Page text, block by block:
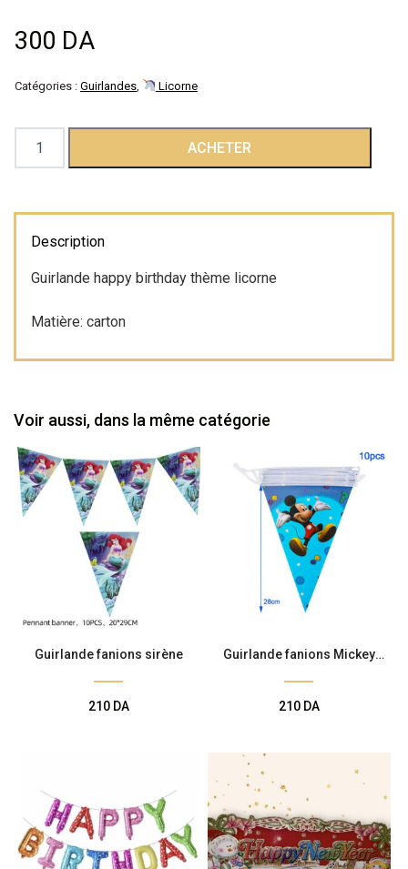
300 DA
Catégories : Guirlandes Licorne
quantité
de
happy
birthday
ACHETER
Description
Guirlande happy birthday thème licorne
Matière: carton
Voir aussi, dans la même catégorie
Guirlande fanions sirène
210 DA
Guirlande fanions Mickey
210 DA